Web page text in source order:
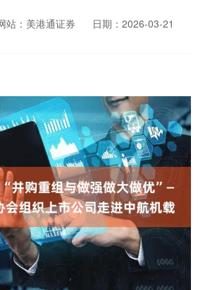
站：美港通证券
日期：2026-03-21